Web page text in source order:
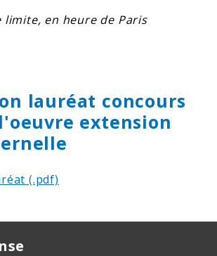
limite, en heure de Paris
lauréat concours
extension